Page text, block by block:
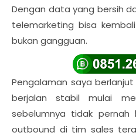
Dengan data yang bersih
telemarketing bisa
bukan gangguan.
Pengalaman saya
berjalan stabil mulai
sebelumnya tidak pernah
outbound di tim sales